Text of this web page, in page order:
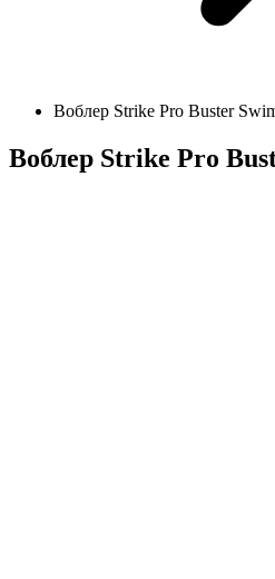
Воблер Strike Pro Buster
Воблер Strike Pro